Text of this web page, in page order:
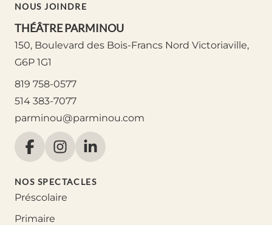
NOUS JOINDRE
THÉÂTRE PARMINOU
150, Boulevard des Bois-Francs Nord Victoriaville,
G6P 1G1
819 758-0577
514 383-7077
parminou@parminou.com
NOS SPECTACLES
Préscolaire
Primaire